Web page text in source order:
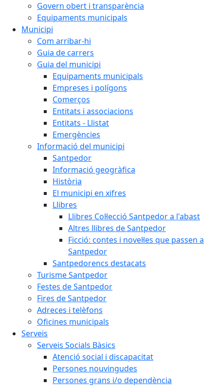
Govern obert i transparència
Equipaments municipals
Municipi
Com arribar-hi
Guia de carrers
Guia del municipi
Equipaments municipals
Empreses i polígons
Comerços
Entitats i associacions
Entitats - Llistat
Emergències
Informació del municipi
Santpedor
Informació geogràfica
Història
El municipi en xifres
Llibres
Llibres Col·lecció Santpedor a l'abast
Altres llibres de Santpedor
Ficció: contes i novel·les que passen a
Santpedor
Santpedorencs destacats
Turisme Santpedor
Festes de Santpedor
Fires de Santpedor
Adreces i telèfons
Oficines municipals
Serveis
Serveis Socials Bàsics
Atenció social i discapacitat
Persones nouvingudes
Persones grans i/o dependència